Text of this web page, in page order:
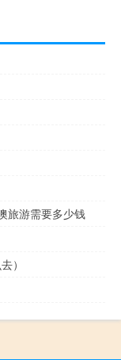
旅游需要多少钱
）